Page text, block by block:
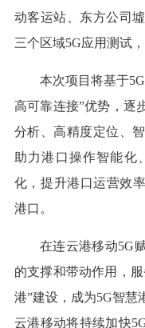
动客运站、东方公司
三个区域5G应用测试
本次项目将基于
高可靠连接”优势，逐
分析、高精度定位、
助力港口操作智能化
化，提升港口运营效
港口。
在连云港移动5G
的支撑和带动作用，
港”建设，成为5G智慧
云港移动将持续加快